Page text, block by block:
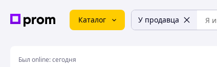
Каталог У продавца
Был online:сегодня